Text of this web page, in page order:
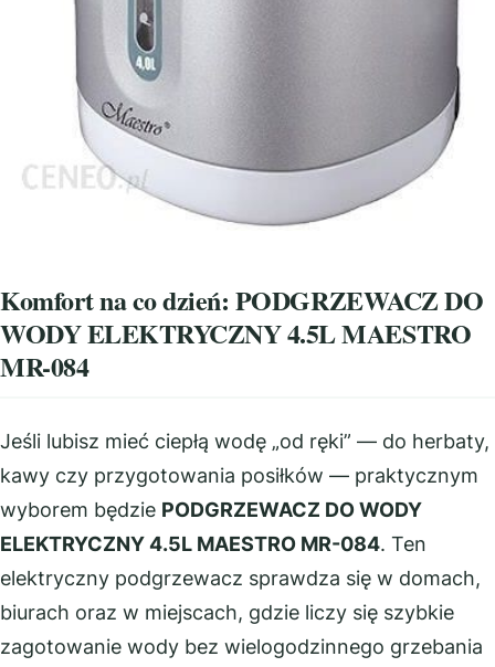
Komfort na co dzień: PODGRZEWACZ DO
WODY ELEKTRYCZNY 4.5L MAESTRO
MR-084
Jeśli lubisz mieć ciepłą wodę „od ręki” — do herbaty,
kawy czy przygotowania posiłków — praktycznym
wyborem będzie PODGRZEWACZ DO WODY
ELEKTRYCZNY 4.5L MAESTRO MR-084. Ten
elektryczny podgrzewacz sprawdza się w domach,
biurach oraz w miejscach, gdzie liczy się szybkie
zagotowanie wody bez wielogodzinnego grzebania